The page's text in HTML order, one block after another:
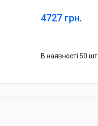
4727 грн.
В наявності 50 шт